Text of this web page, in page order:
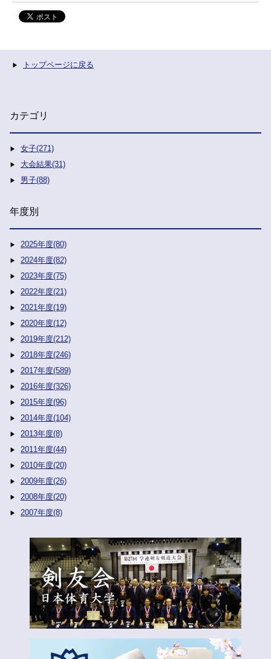
トップページに戻る
カテゴリ
女子(271)
大会結果(31)
男子(88)
年度別
2025年度(80)
2024年度(82)
2023年度(75)
2022年度(21)
2021年度(19)
2020年度(12)
2019年度(212)
2018年度(246)
2017年度(589)
2016年度(326)
2015年度(96)
2014年度(104)
2013年度(8)
2011年度(44)
2010年度(20)
2009年度(26)
2008年度(20)
2007年度(8)